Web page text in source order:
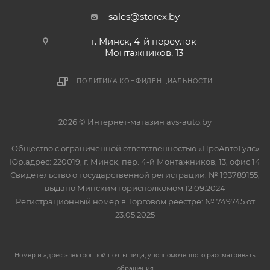
sales@storex.by
г. Минск, 4-й переулок
Монтажников, 13
ПОЛИТИКА КОНФИДЕНЦИАЛЬНОСТИ
2026 © Интернет-магазин avs-auto.by
Общество с ограниченной ответственностью «ПроАвтоТулс»
Юр.адрес: 220019, г. Минск, пер. 4-й Монтажников, 13, офис 14
Свидетельство о государственной регистрации: № 193789155,
выдано Минским горисполкомом 12.09.2024
Регистрационный номер в Торговом реестре: № 749745 от
23.05.2025
Номер и адрес электронной почты лица, уполномоченного рассматривать